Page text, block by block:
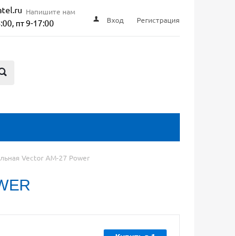
Напишите нам
пт 9-17:00 Вход Регистрация
Vector AM-27 Power